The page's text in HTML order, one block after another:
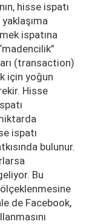
hisse ispatı
ispatına
(transaction)
için yoğun
Hisse
ispatı
bulunur.
Bu
de Facebook,